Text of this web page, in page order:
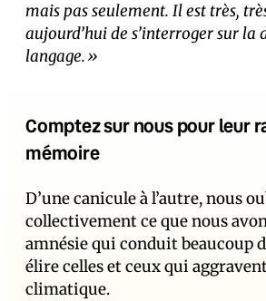
mais pas seulement. Il est très,
aujourd’hui de s’interroger sur la
langage.»
Comptez sur nous pour leur
mémoire
D’une canicule à l’autre, nous
collectivement ce que nous
amnésie qui conduit beaucoup
élire celles et ceux qui
climatique.